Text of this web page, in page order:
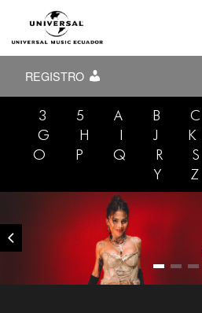
REGISTRO
3 5 A B C
G
H I J K
O
P Q R S
Y
Z